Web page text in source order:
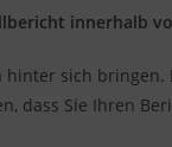
innerhalb
sich
dass Sie Ihren